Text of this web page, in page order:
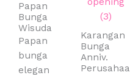
Papan
Bunga
Wisuda
Papan
bunga
elegan
Karangan
Bunga
Anniv.
Perusahaa